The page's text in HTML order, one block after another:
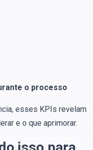
o processo
esses KPIs revelam
e o que aprimorar.